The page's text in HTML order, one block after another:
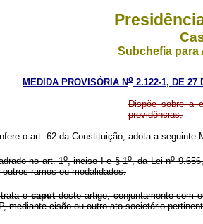
Subchefia
MEDIDA PROVISÓRIA No 2.122-1, DE 27
Dispõe sobre a
providências.
o art. 62 da Constituição, adota a seguinte
no art. 1o, inciso I e § 1o, da Lei no
ramos ou modalidades.
trata ocaputdeste artigo, conjuntamente com
mediante cisão ou outro ato societário